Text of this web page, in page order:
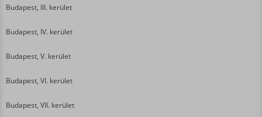
Budapest, III. kerület
Budapest, IV. kerület
Budapest, V. kerület
Budapest, VI. kerület
Budapest, VII. kerület